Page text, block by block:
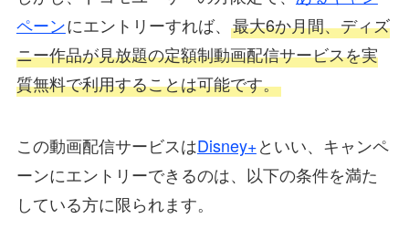
ペーンにエントリーすれば、 最大6か月間、ディズ
ニー作品が見放題の定額制動画配信サービスを実
質無料で利用することは可能です。
この動画配信サービスはDisney+といい、キャンペ
ーンにエントリーできるのは、以下の条件を満た
している方に限られます。